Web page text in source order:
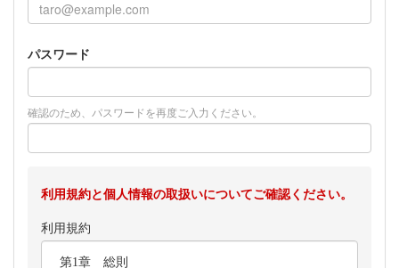
パスワード
確認のため、パスワードを再度ご入力ください。
利用規約と個人情報の取扱いについてご確認ください。
利用規約